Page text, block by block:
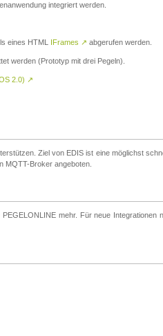
integriert werden.
eines HTML IFrames ↗ abgerufen werden.
werden (Prototyp mit drei Pegeln).
2.0) ↗
Ziel von EDIS ist eine möglichst
MQTT-Broker angeboten.
mehr. Für neue Integrationen